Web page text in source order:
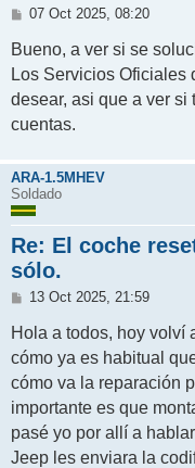
M
n
a
j
e
07 Oct 2025, 08:20
Bueno, a ver si se
Los Servicios Oficiales
desear, asi que a ver si
cuentas.
ARA-1.5MHEV
Soldado
Re: El coche
sólo.
M
n
a
j
e
13 Oct 2025, 21:59
Hola a todos, hoy volví
cómo ya es habitual
cómo va la reparación
importante es que
pasé yo por allí a
Jeep les enviara la